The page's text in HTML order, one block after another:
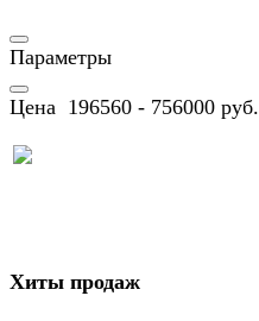
Параметры
Цена 196560 - 756000 руб.
Хиты продаж